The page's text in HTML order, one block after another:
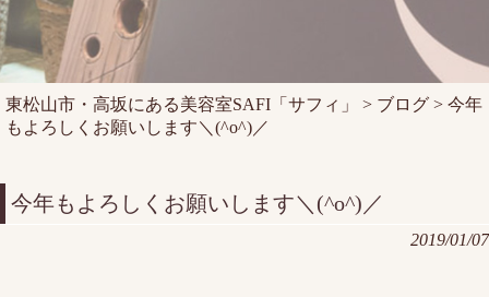
東松山市・高坂にある美容室SAFI「サフィ」 > ブログ > 今年
もよろしくお願いします＼(^o^)／
今年もよろしくお願いします＼(^o^)／
2019/01/07